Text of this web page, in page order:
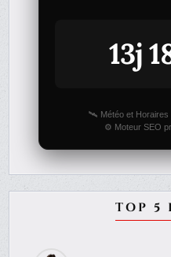
13j
🛰️ Météo et Horaires
⚙️ Moteur SEO
TOP 5